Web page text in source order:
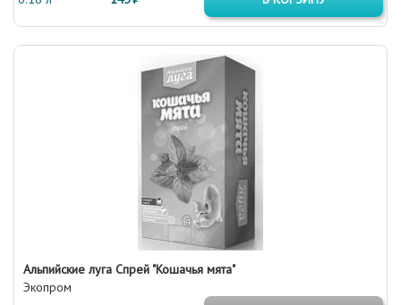
Альпийские луга Спрей "Кошачья мята"
Экопром